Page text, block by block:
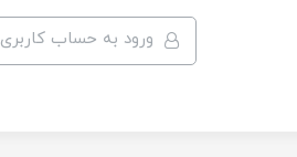
ورود به حساب کاربری